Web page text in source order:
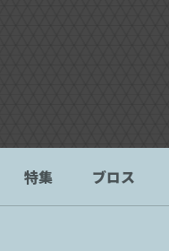
特集 ブロス